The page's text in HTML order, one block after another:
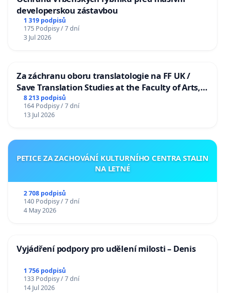
developerskou zástavbou
1 319 podpisů
175 Podpisy / 7 dní
3 Jul 2026
Za záchranu oboru translatologie na FF UK /
Save Translation Studies at the Faculty of Arts,
Charles University
8 213 podpisů
164 Podpisy / 7 dní
13 Jul 2026
PETICE ZA ZACHOVÁNÍ KULTURNÍHO CENTRA STALIN
NA LETNÉ
2 708 podpisů
140 Podpisy / 7 dní
4 May 2026
Vyjádření podpory pro udělení milosti – Denis
1 756 podpisů
133 Podpisy / 7 dní
14 Jul 2026